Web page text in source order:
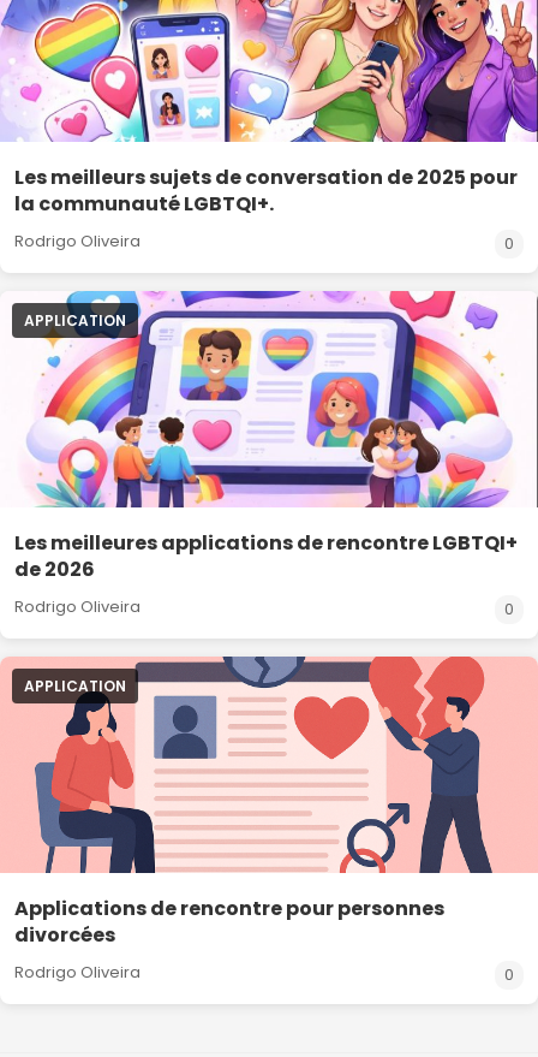
Les meilleurs sujets de conversation de 2025 pour
la communauté LGBTQI+.
Rodrigo Oliveira 0
APPLICATION
Les meilleures applications de rencontre LGBTQI+
de 2026
Rodrigo Oliveira 0
APPLICATION
Applications de rencontre pour personnes
divorcées
Rodrigo Oliveira 0